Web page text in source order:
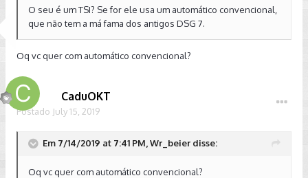
O seu é um TSI? Se for ele usa um automático convencional,
que não tem a má fama dos antigos DSG 7.
Oq vc quer com automático convencional?
CaduOKT
Postado July 15, 2019
Em 7/14/2019 at 7:41 PM, Wr_beier disse:
Oq vc quer com automático convencional?